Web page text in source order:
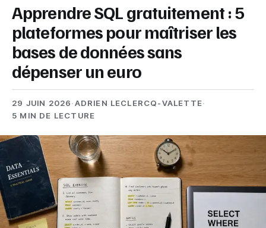
Apprendre SQL gratuitement : 5
plateformes pour maîtriser les
bases de données sans
dépenser un euro
29 JUIN 2026·ADRIEN LECLERCQ-VALETTE·
5 MIN DE LECTURE